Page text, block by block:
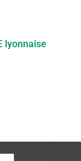
lyonnaise